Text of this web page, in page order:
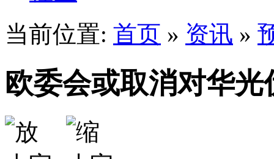
当前位置: 首页 » 资讯 »
欧委会或取消对华